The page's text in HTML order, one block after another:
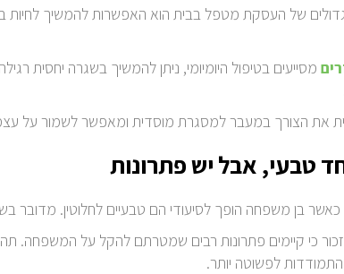
של העסקת מטפל בבית הוא האפשרות להמשיך לחיות
מסייעים בטיפול היומיומי, ניתן להמשיך בשגרה יחסית
את הצורך במעבר למסגרת מוסדית ומאפשר לשמור על
טבעי, אבל יש פתרונות
בן משפחה הופך לסיעודי הם טבעיים לחלוטין. מדובר
כי קיימים פתרונות רבים שמטרתם להקל על המשפחה.
לפשוטה יותר.